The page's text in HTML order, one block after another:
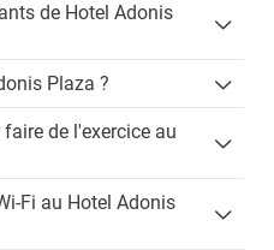
de Hotel Adonis
Plaza ?
de l'exercice au
Fi au Hotel Adonis